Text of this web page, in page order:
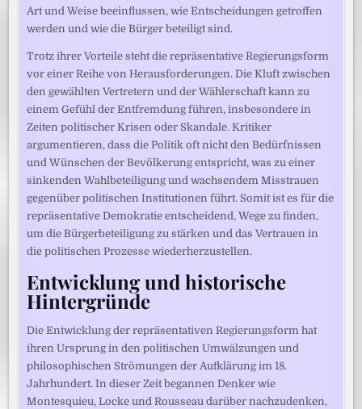
Art und Weise beeinflussen, wie Entscheidungen getroffen
werden und wie die Bürger beteiligt sind.
Trotz ihrer Vorteile steht die repräsentative Regierungsform
vor einer Reihe von Herausforderungen. Die Kluft zwischen
den gewählten Vertretern und der Wählerschaft kann zu
einem Gefühl der Entfremdung führen, insbesondere in
Zeiten politischer Krisen oder Skandale. Kritiker
argumentieren, dass die Politik oft nicht den Bedürfnissen
und Wünschen der Bevölkerung entspricht, was zu einer
sinkenden Wahlbeteiligung und wachsendem Misstrauen
gegenüber politischen Institutionen führt. Somit ist es für die
repräsentative Demokratie entscheidend, Wege zu finden,
um die Bürgerbeteiligung zu stärken und das Vertrauen in
die politischen Prozesse wiederherzustellen.
Entwicklung und historische
Hintergründe
Die Entwicklung der repräsentativen Regierungsform hat
ihren Ursprung in den politischen Umwälzungen und
philosophischen Strömungen der Aufklärung im 18.
Jahrhundert. In dieser Zeit begannen Denker wie
Montesquieu, Locke und Rousseau darüber nachzudenken,